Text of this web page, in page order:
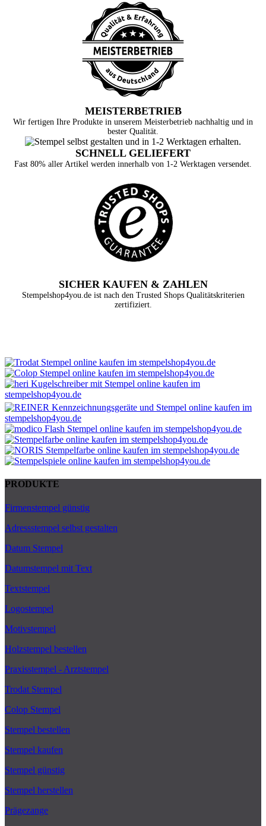
MEISTERBETRIEB
Wir fertigen Ihre Produkte in unserem Meisterbetrieb nachhaltig und in
bester Qualität.
SCHNELL GELIEFERT
Fast 80% aller Artikel werden innerhalb von 1-2 Werktagen versendet.
SICHER KAUFEN & ZAHLEN
Stempelshop4you.de ist nach den Trusted Shops Qualitätskriterien
zertifiziert.
PRODUKTE
Firmenstempel günstig
Adressstempel selbst gestalten
Datum Stempel
Datumstempel mit Text
Textstempel
Logostempel
Motivstempel
Holzstempel bestellen
Praxisstempel - Arztstempel
Trodat Stempel
Colop Stempel
Stempel bestellen
Stempel kaufen
Stempel günstig
Stempel herstellen
Prägezange